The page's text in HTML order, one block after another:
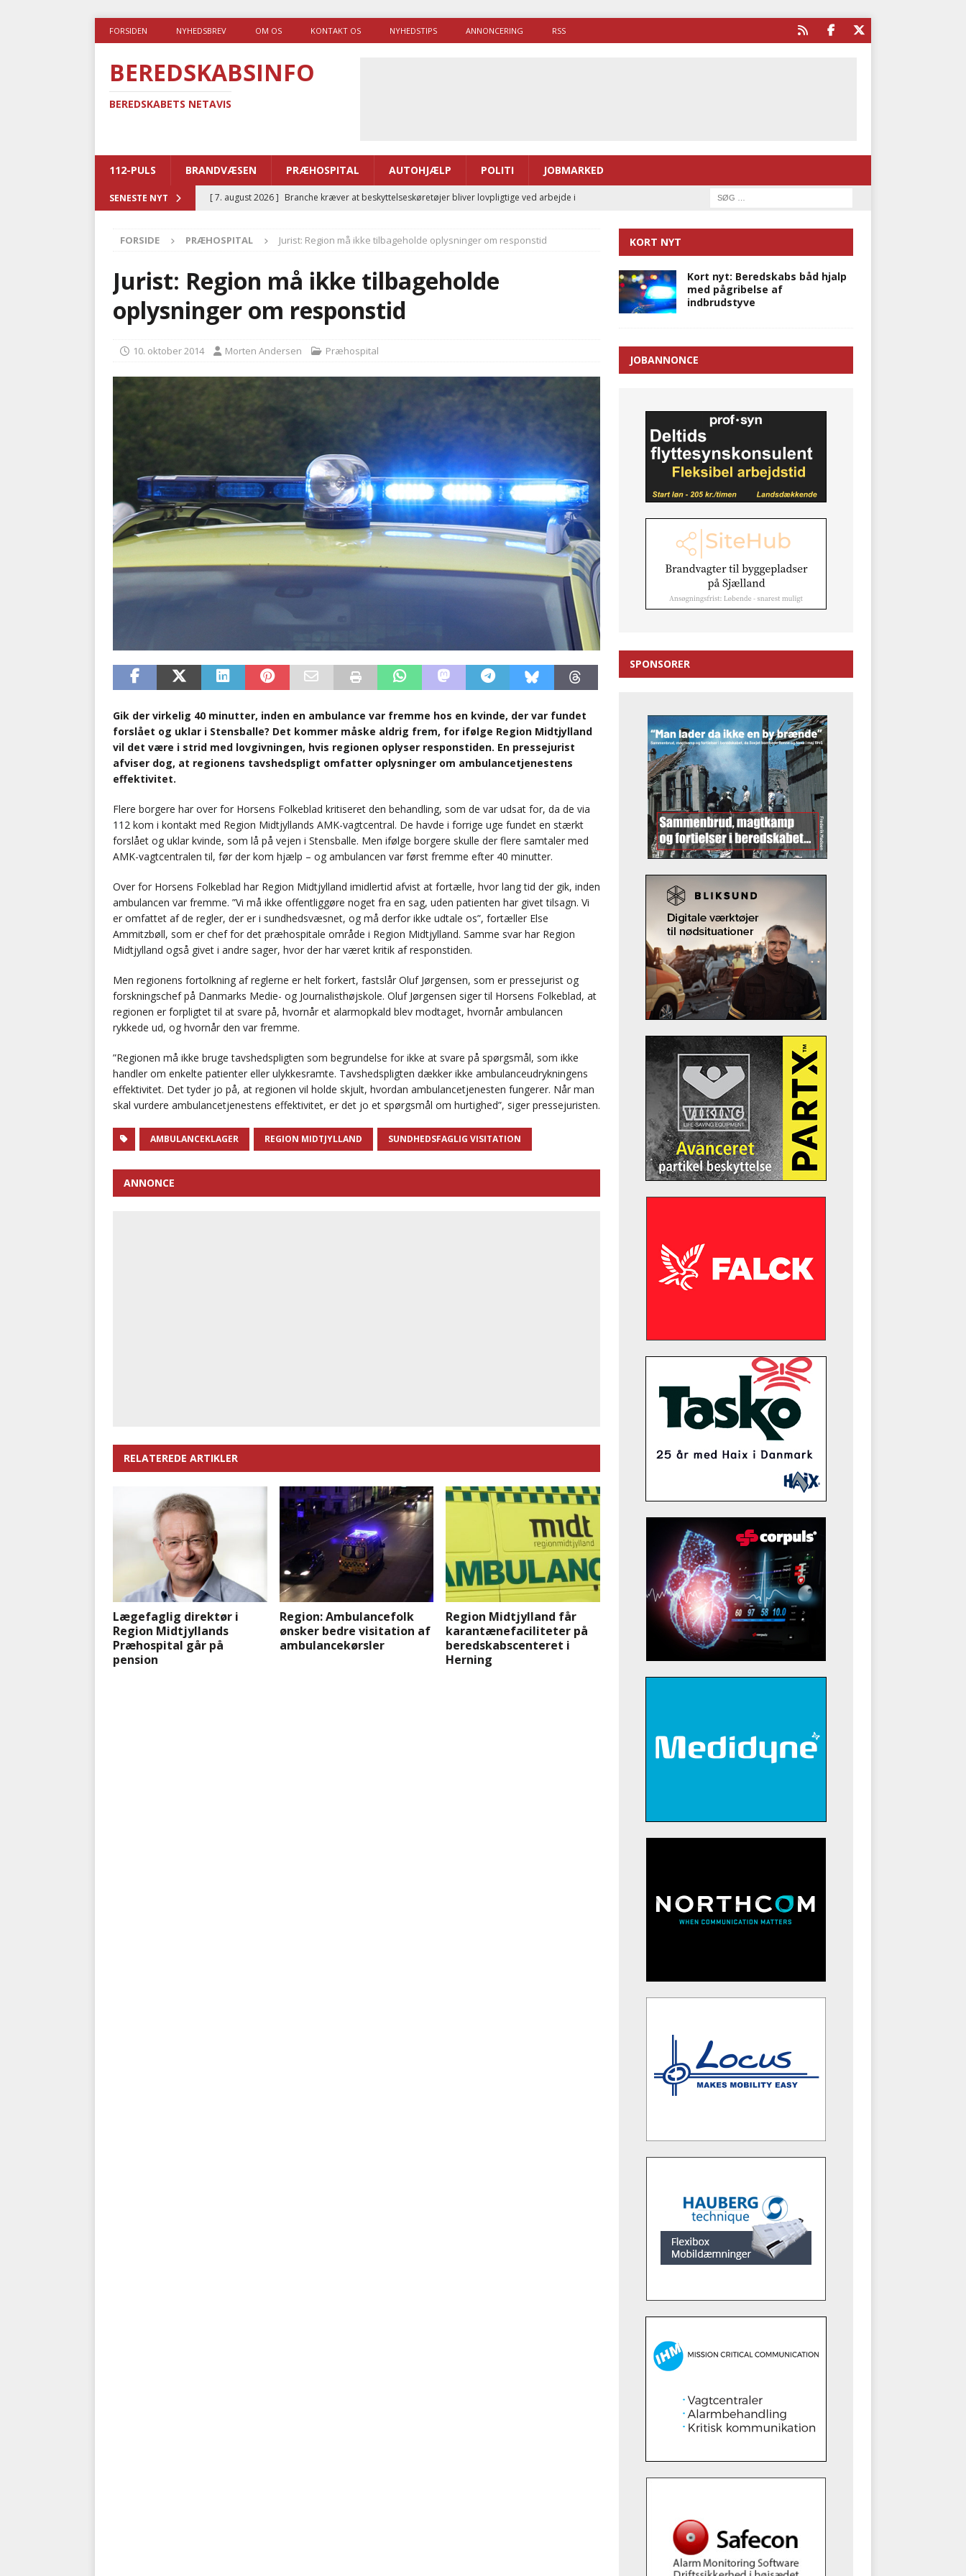
FORSIDEN NYHEDSBREV OM OS KONTAKT OS NYHEDSTIPS ANNONCERING RSS
BEREDSKABSINFO
BEREDSKABETS NETAVIS
112-PULS BRANDVÆSEN PRÆHOSPITAL AUTOHJÆLP POLITI JOBMARKED
SENESTE NYT [ 7. august 2026 ] Branche kræver at beskyttelseskøretøjer bliver lovpligtige ved arbejde i
[ 6. august 2026 ] Brandvæsenernes gennemsnitlige responstid steg med 9 sekunder i 2025
BRANDVÆSEN
[ 5. august 2026 ]
Advarer: Udløb af sygetransporttilladelser kan sende 400.000 kørsler over
i det offentlige
PRÆHOSPITAL
[ 5. august 2026 ]
Ny ambulance og el-sygetransportvogn til Samsø
tilbudsfristen
PRÆHOSPITAL
FORSIDE PRÆHOSPITAL Jurist: Region må ikke tilbageholde oplysninger om responstid
Jurist: Region må ikke tilbageholde
oplysninger om responstid
10. oktober 2014 Morten Andersen Præhospital
Gik der virkelig 40 minutter, inden en ambulance var fremme hos en kvinde, der var fundet
forslået og uklar i Stensballe? Det kommer måske aldrig frem, for ifølge Region Midtjylland
vil det være i strid med lovgivningen, hvis regionen oplyser responstiden. En pressejurist
afviser dog, at regionens tavshedspligt omfatter oplysninger om ambulancetjenestens
effektivitet.
Flere borgere har over for Horsens Folkeblad kritiseret den behandling, som de var udsat for, da de via
112 kom i kontakt med Region Midtjyllands AMK-vagtcentral. De havde i forrige uge fundet en stærkt
forslået og uklar kvinde, som lå på vejen i Stensballe. Men ifølge borgere skulle der flere samtaler med
AMK-vagtcentralen til, før der kom hjælp – og ambulancen var først fremme efter 40 minutter.
Over for Horsens Folkeblad har Region Midtjylland imidlertid afvist at fortælle, hvor lang tid der gik, inden
ambulancen var fremme. ”Vi må ikke offentliggøre noget fra en sag, uden patienten har givet tilsagn. Vi
er omfattet af de regler, der er i sundhedsvæsnet, og må derfor ikke udtale os”, fortæller Else
Ammitzbøll, som er chef for det præhospitale område i Region Midtjylland. Samme svar har Region
Midtjylland også givet i andre sager, hvor der har været kritik af responstiden.
Men regionens fortolkning af reglerne er helt forkert, fastslår Oluf Jørgensen, som er pressejurist og
forskningschef på Danmarks Medie- og Journalisthøjskole. Oluf Jørgensen siger til Horsens Folkeblad, at
regionen er forpligtet til at svare på, hvornår et alarmopkald blev modtaget, hvornår ambulancen
rykkede ud, og hvornår den var fremme.
”Regionen må ikke bruge tavshedspligten som begrundelse for ikke at svare på spørgsmål, som ikke
handler om enkelte patienter eller ulykkesramte. Tavshedspligten dækker ikke ambulanceudrykningens
effektivitet. Det tyder jo på, at regionen vil holde skjult, hvordan ambulancetjenesten fungerer. Når man
skal vurdere ambulancetjenestens effektivitet, er det jo et spørgsmål om hurtighed”, siger pressejuristen.
AMBULANCEKLAGER REGION MIDTJYLLAND SUNDHEDSFAGLIG VISITATION
ANNONCE
RELATEREDE ARTIKLER
Lægefaglig direktør i
Region Midtjyllands
Præhospital går på
pension
Region: Ambulancefolk
ønsker bedre visitation af
ambulancekørsler
Region Midtjylland får
karantænefaciliteter på
beredskabscenteret i
Herning
KORT NYT
Kort nyt: Beredskabs båd hjalp
med pågribelse af
indbrudstyve
JOBANNONCE
SPONSORER